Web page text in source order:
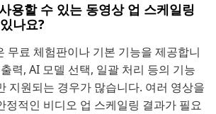
용할 수 있는 동영상 업 스케일링
나요?
무료 체험판이나 기본 기능을 제공합니
력, AI 모델 선택, 일괄 처리 등의 기능
지원되는 경우가 많습니다. 여러 영상을
정적인 비디오 업 스케일링 결과가 필요